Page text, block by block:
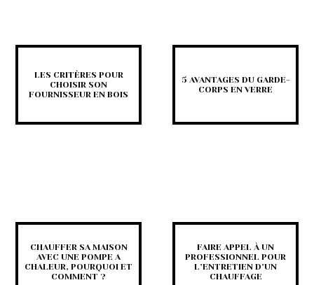
LES CRITÈRES POUR
CHOISIR SON
FOURNISSEUR EN BOIS
5 AVANTAGES DU GARDE-
CORPS EN VERRE
CHAUFFER SA MAISON
AVEC UNE POMPE A
CHALEUR, POURQUOI ET
COMMENT ?
FAIRE APPEL À UN
PROFESSIONNEL POUR
L’ENTRETIEN D’UN
CHAUFFAGE